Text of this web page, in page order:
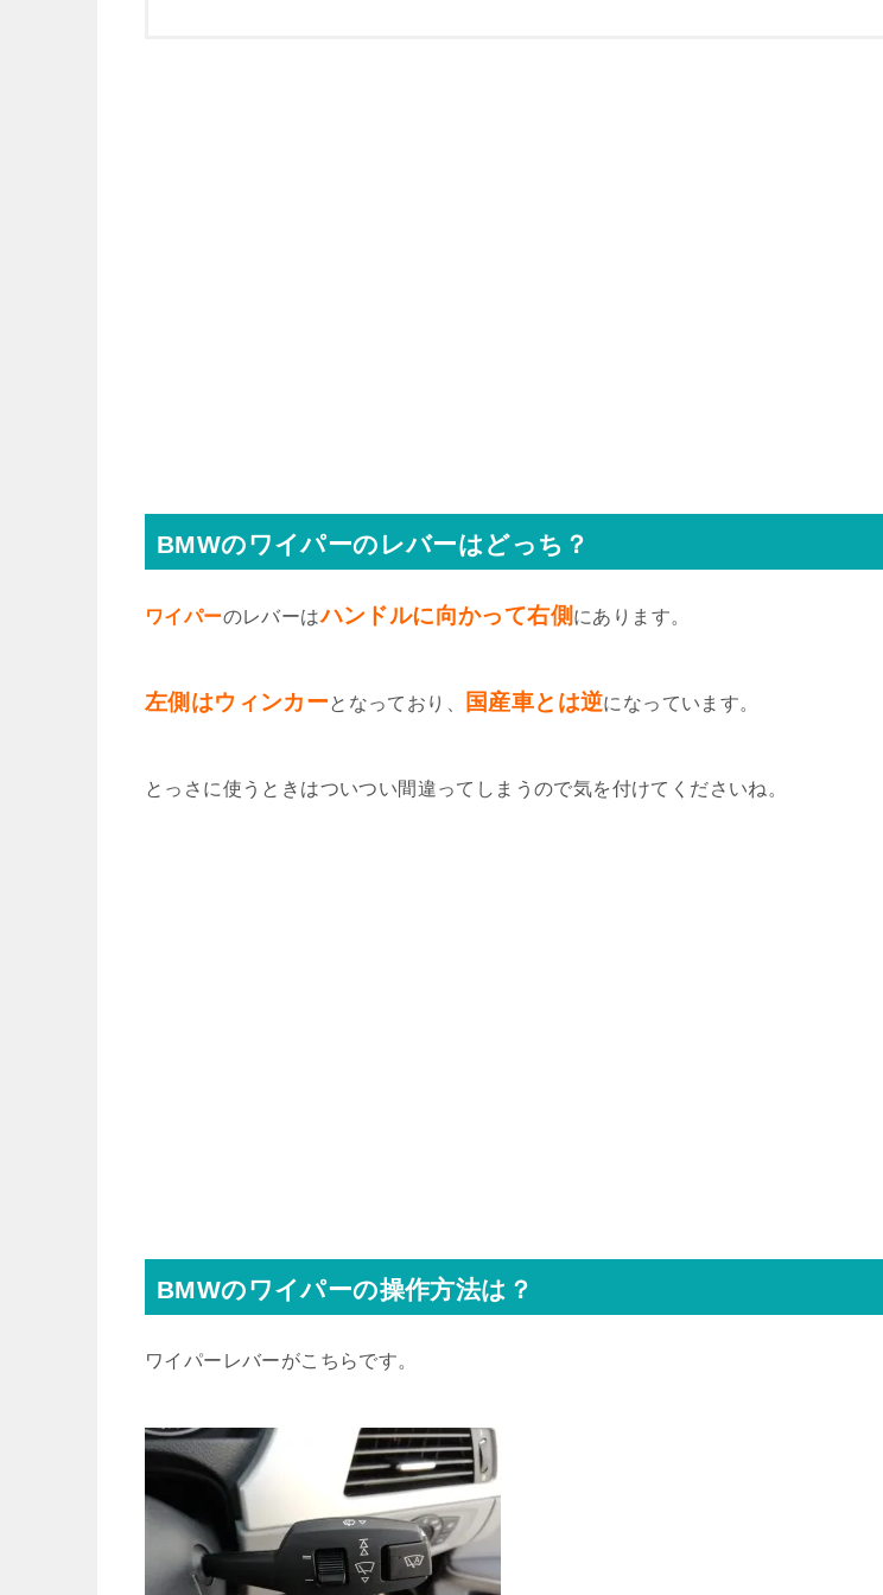
BMWのワイパーのレバーはどっち？
ワイパーのレバーはハンドルに向かって右側 にあります。
左側はウィンカーとなっており、 国産車とは逆になっています。
とっさに使うときはついつい間違ってしまうので気を付けてくださいね。
BMWのワイパーの操作方法は？
ワイパーレバーがこちらです。